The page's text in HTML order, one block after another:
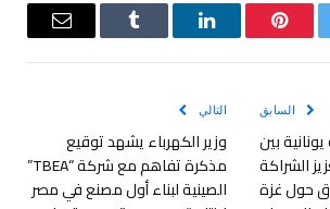
بينتيريستلينكدإن Tumblr
البريد
السابق
بين
الشراكة
حول غزة
التالي
وزير الكهرباء يشهد توقيع
مذكرة تفاهم مع شركة “TBEA”
الصينية لبناء أول مصنع في مصر